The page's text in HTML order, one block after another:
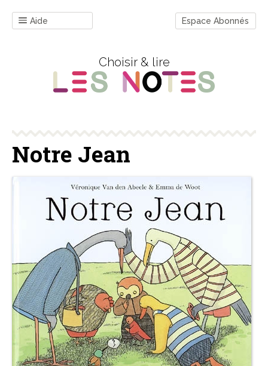
Aide Espace Abonnés
Choisir & lire
Notre Jean